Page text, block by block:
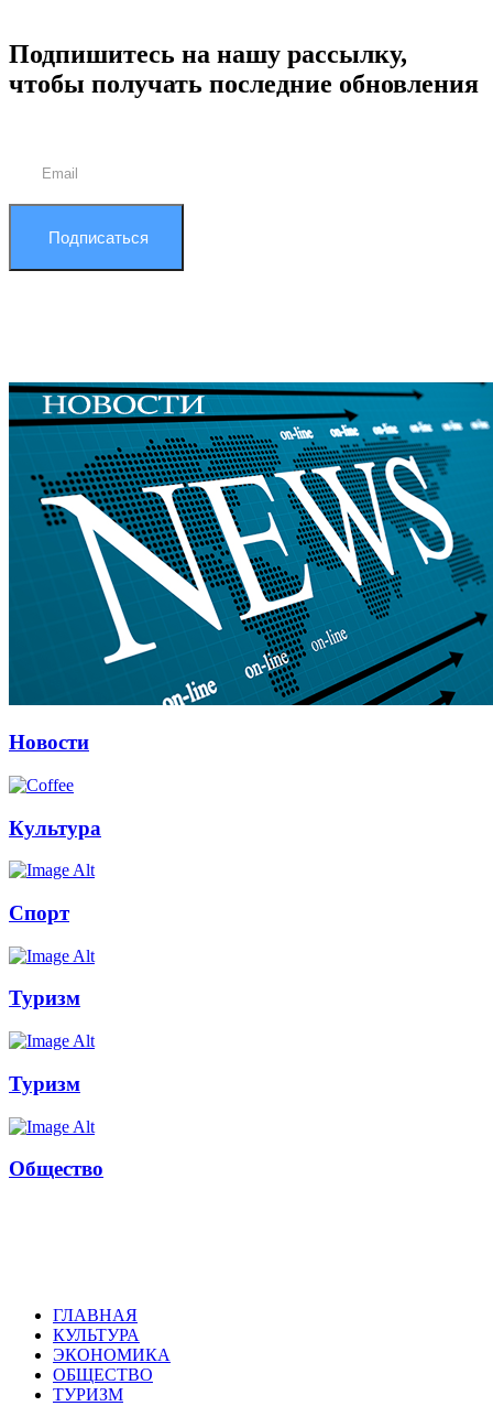
Подпишитесь на нашу рассылку,
чтобы получать последние обновления
Подписаться
Новости
Культура
Спорт
Туризм
Туризм
Общество
ГЛАВНАЯ
КУЛЬТУРА
ЭКОНОМИКА
ОБЩЕСТВО
ТУРИЗМ